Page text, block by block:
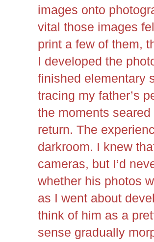
images onto
vital those images
print a few of them,
I developed the
finished elementary
tracing my father’s
the moments
return. The
darkroom. I knew
cameras, but I’d
whether his photos
as I went about
think of him as a
sense gradually